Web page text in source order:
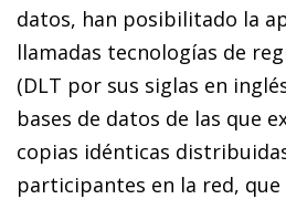
datos, han posibilitado la
llamadas tecnologías de
(DLT por sus siglas en
bases de datos de las que
copias idénticas
participantes en la red,